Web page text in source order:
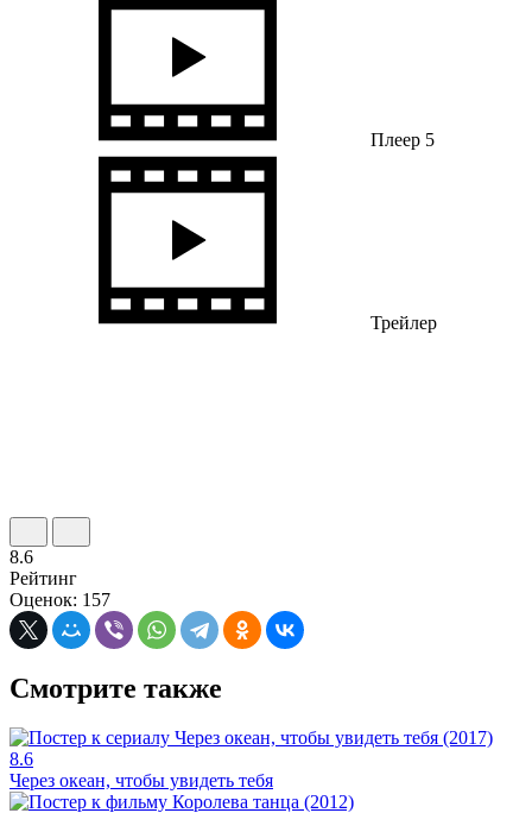
Плеер 5
Трейлер
8.6
Рейтинг
Оценок: 157
Смотрите также
8.6
Через океан, чтобы увидеть тебя